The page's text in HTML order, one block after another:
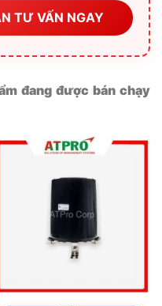
TƯ VẤN NGAY
đang được bán chạy